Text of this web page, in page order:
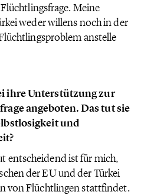
Meine
weder willens noch in der
anstelle
ihre Unterstützung zur
angeboten. Das tut sie
und
entscheidend ist für mich,
der EU und der Türkei
von Flüchtlingen stattfindet.